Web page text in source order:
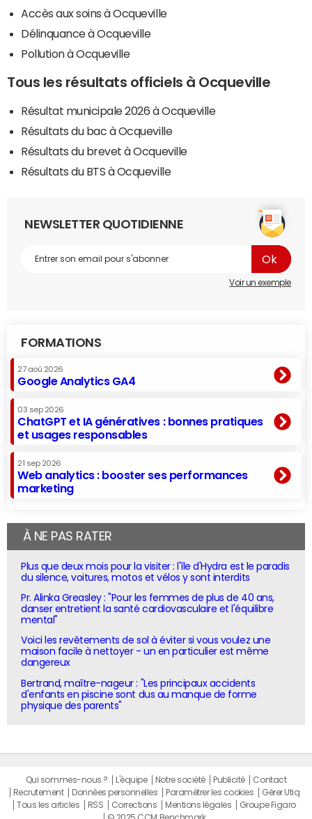
Accès aux soins à Ocqueville
Délinquance à Ocqueville
Pollution à Ocqueville
Tous les résultats officiels à Ocqueville
Résultat municipale 2026 à Ocqueville
Résultats du bac à Ocqueville
Résultats du brevet à Ocqueville
Résultats du BTS à Ocqueville
NEWSLETTER QUOTIDIENNE
Voir un exemple
FORMATIONS
27 aoû 2026
Google Analytics GA4
03 sep 2026
ChatGPT et IA génératives : bonnes pratiques
et usages responsables
21 sep 2026
Web analytics : booster ses performances
marketing
À NE PAS RATER
Plus que deux mois pour la visiter : l'île d'Hydra est le paradis
du silence, voitures, motos et vélos y sont interdits
Pr. Alinka Greasley : "Pour les femmes de plus de 40 ans,
danser entretient la santé cardiovasculaire et l'équilibre
mental"
Voici les revêtements de sol à éviter si vous voulez une
maison facile à nettoyer - un en particulier est même
dangereux
Bertrand, maître-nageur : "Les principaux accidents
d'enfants en piscine sont dus au manque de forme
physique des parents"
Qui sommes-nous ? L'équipe Notre société Publicité
Contact
Recrutement
Données personnelles Paramétrer les cookies
Gérer Utiq
Tous les articles
RSS Corrections Mentions légales
Groupe Figaro
© 2025 CCM Benchmark